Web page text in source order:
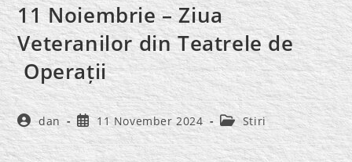
11 Noiembrie – Ziua
Veteranilor din Teatrele de
Operații
Post
author:
dan
Post
published:
11 November 2024
Post
category:
Stiri